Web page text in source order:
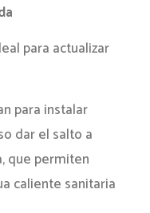
para actualizar
para instalar
dar el salto a
que permiten
caliente sanitaria